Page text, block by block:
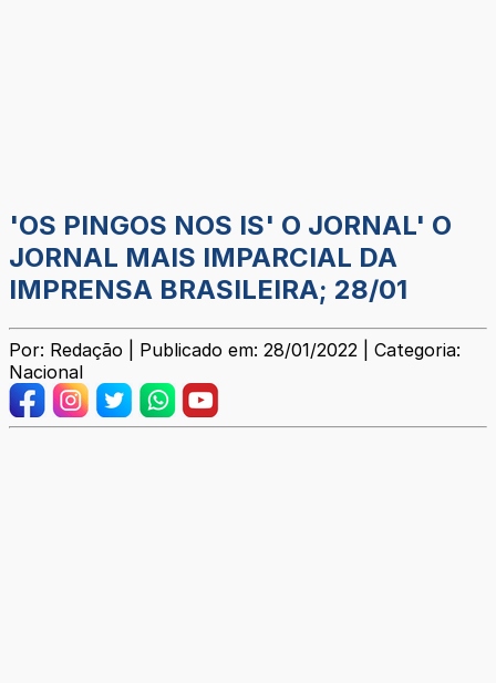
'OS PINGOS NOS IS' O JORNAL' O
JORNAL MAIS IMPARCIAL DA
IMPRENSA BRASILEIRA; 28/01
Por: Redação | Publicado em: 28/01/2022 | Categoria:
Nacional